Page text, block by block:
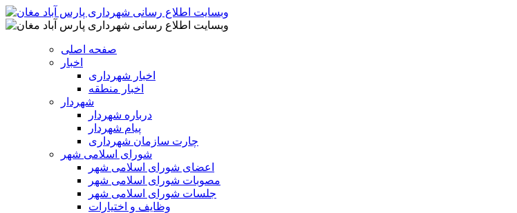
صفحه اصلی
اخبار
اخبار شهرداری
اخبار منطقه
شهردار
درباره شهردار
پیام شهردار
چارت سازمان شهرداری
شورای اسلامی شهر
اعضای شورای اسلامی شهر
مصوبات شورای اسلامی شهر
جلسات شورای اسلامی شهر
وظایف و اختیارات